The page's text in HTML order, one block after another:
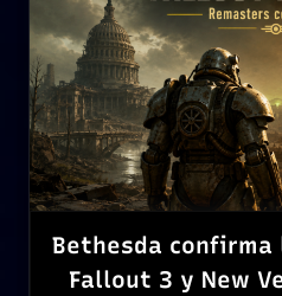
Bethesda
Fallout 3 y New